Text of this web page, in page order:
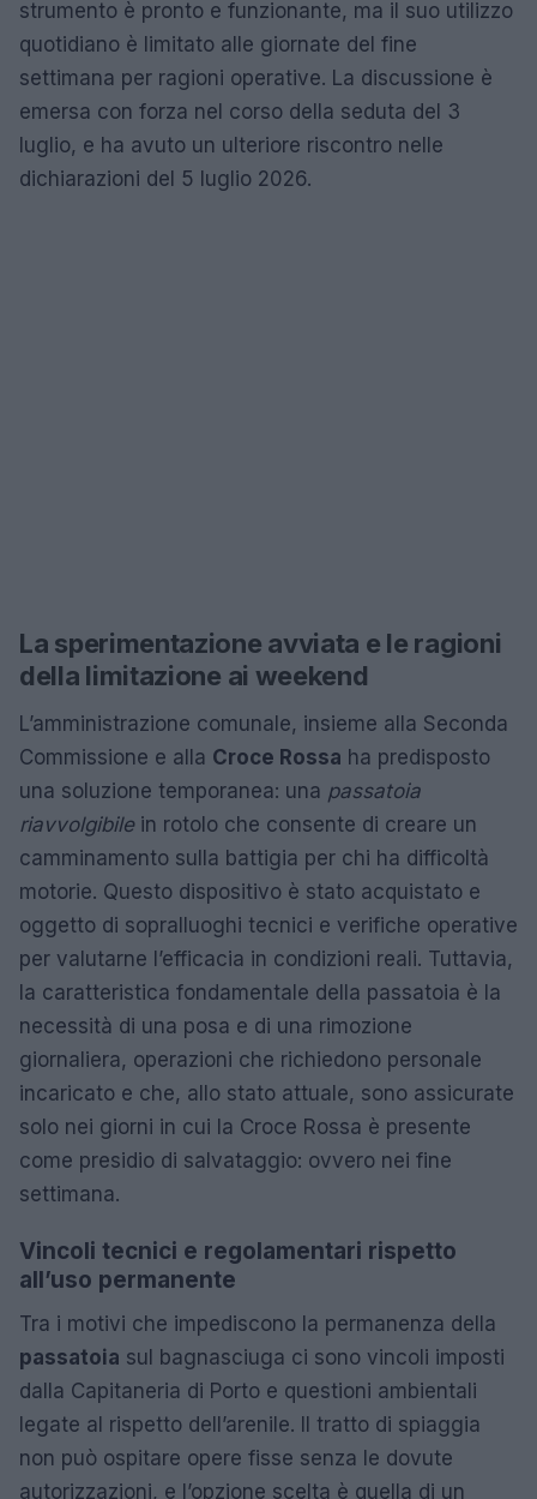
strumento è pronto e funzionante, ma il suo utilizzo
quotidiano è limitato alle giornate del fine
settimana per ragioni operative. La discussione è
emersa con forza nel corso della seduta del 3
luglio, e ha avuto un ulteriore riscontro nelle
dichiarazioni del 5 luglio 2026.
La sperimentazione avviata e le ragioni
della limitazione ai weekend
L’amministrazione comunale, insieme alla Seconda
Commissione e alla Croce Rossa ha predisposto
una soluzione temporanea: una passatoia
riavvolgibilein rotolo che consente di creare un
camminamento sulla battigia per chi ha difficoltà
motorie. Questo dispositivo è stato acquistato e
oggetto di sopralluoghi tecnici e verifiche operative
per valutarne l’efficacia in condizioni reali. Tuttavia,
la caratteristica fondamentale della passatoia è la
necessità di una posa e di una rimozione
giornaliera, operazioni che richiedono personale
incaricato e che, allo stato attuale, sono assicurate
solo nei giorni in cui la Croce Rossa è presente
come presidio di salvataggio: ovvero nei fine
settimana.
Vincoli tecnici e regolamentari rispetto
all’uso permanente
Tra i motivi che impediscono la permanenza della
passatoia sul bagnasciuga ci sono vincoli imposti
dalla Capitaneria di Porto e questioni ambientali
legate al rispetto dell’arenile. Il tratto di spiaggia
non può ospitare opere fisse senza le dovute
autorizzazioni, e l’opzione scelta è quella di un